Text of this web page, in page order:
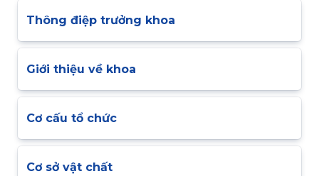
Thông điệp trưởng khoa
Giới thiệu về khoa
Cơ cấu tổ chức
Cơ sở vật chất